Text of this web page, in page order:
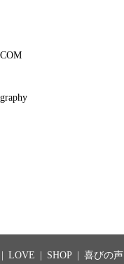
LOVE SHOP 喜びの声